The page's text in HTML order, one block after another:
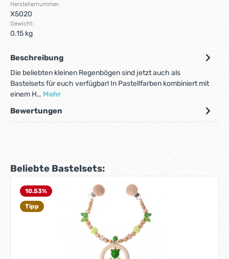
Herstellernummer:
X5020
Gewicht:
0.15 kg
Beschreibung
Die beliebten kleinen Regenbögen sind jetzt auch als
Bastelsets für euch verfügbar! In Pastellfarben kombiniert mit
einem H… Mehr
Bewertungen
Produktgalerie überspringen
Beliebte Bastelsets:
10.53%
Tipp